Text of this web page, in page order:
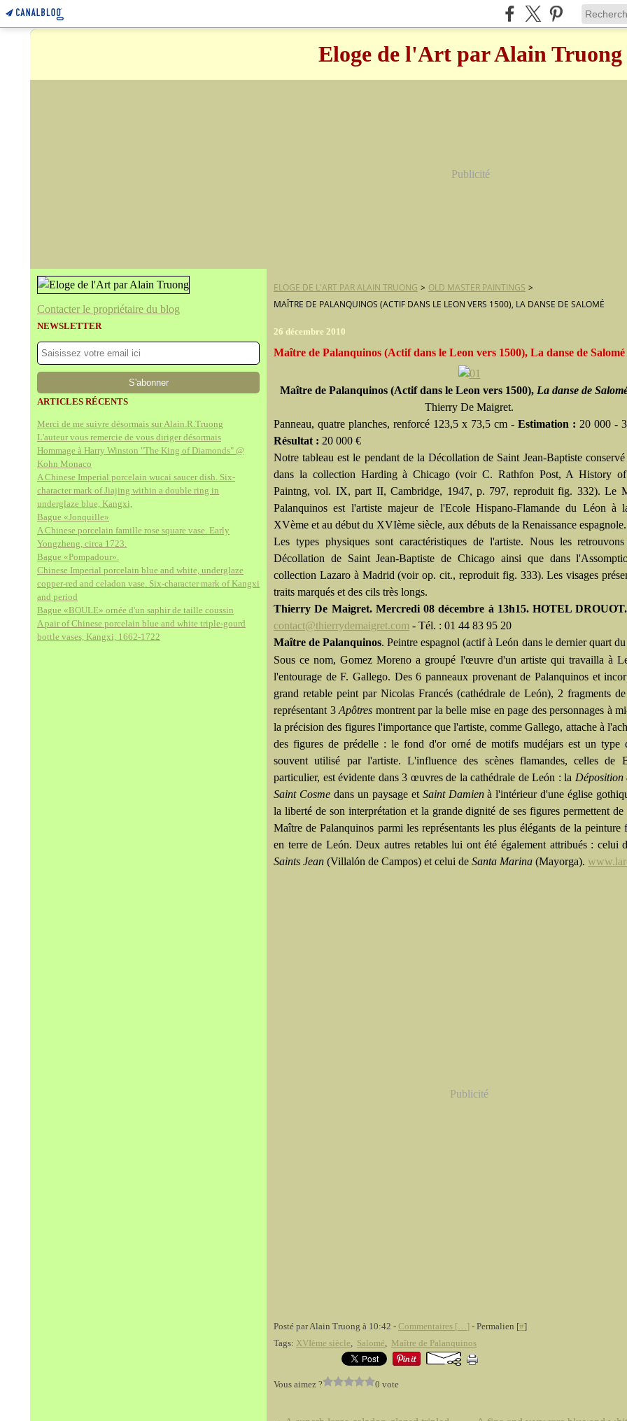
Eloge de l'Art par Alain Truong
Publicité
Contacter le propriétaire du blog
NEWSLETTER
ARTICLES RÉCENTS
Merci de me suivre désormais sur Alain.R.Truong
L'auteur vous remercie de vous diriger désormais
Hommage à Harry Winston "The King of Diamonds" @
Kohn Monaco
A Chinese Imperial porcelain wucai saucer dish. Six-
character mark of Jiajing within a double ring in
underglaze blue, Kangxi,
Bague «Jonquille»
A Chinese porcelain famille rose square vase. Early
Yongzheng, circa 1723.
Bague «Pompadour».
Chinese Imperial porcelain blue and white, underglaze
copper-red and celadon vase. Six-character mark of Kangxi
and period
Bague «BOULE» ornée d'un saphir de taille coussin
A pair of Chinese porcelain blue and white triple-gourd
bottle vases, Kangxi, 1662-1722
ELOGE DE L'ART PAR ALAIN TRUONG > OLD MASTER PAINTINGS >
MAÎTRE DE PALANQUINOS (ACTIF DANS LE LEON VERS 1500), LA DANSE DE SALOMÉ
26 décembre 2010
Maître de Palanquinos (Actif dans le Leon vers 1500), La danse de Salomé
Maître de Palanquinos (Actif dans le Leon vers 1500), La danse de
Thierry De Maigret.
Panneau, quatre planches, renforcé 123,5 x 73,5 cm - Estimation : 20 000 -
Résultat : 20 000 €
Notre tableau est le pendant de la Décollation de Saint Jean-Baptiste
dans la collection Harding à Chicago (voir C. Rathfon Post, A History of
Paintng, vol. IX, part II, Cambridge, 1947, p. 797, reproduit fig. 332). Le
Palanquinos est l'artiste majeur de l'Ecole Hispano-Flamande du Léon à
XVème et au début du XVIème siècle, aux débuts de la Renaissance espagnole.
Les types physiques sont caractéristiques de l'artiste. Nous les
Décollation de Saint Jean-Baptiste de Chicago ainsi que dans
collection Lazaro à Madrid (voir op. cit., reproduit fig. 333). Les visages
traits marqués et des cils très longs.
Thierry De Maigret. Mercredi 08 décembre à 13h15. HOTEL DROUOT.
contact@thierrydemaigret.com - Tél. : 01 44 83 95 20
Maître de Palanquinos. Peintre espagnol (actif à León dans le dernier quart du
Sous ce nom, Gomez Moreno a groupé l'œuvre d'un artiste qui travailla à
l'entourage de F. Gallego. Des 6 panneaux provenant de Palanquinos et
grand retable peint par Nicolas Francés (cathédrale de León), 2 fragments
représentant 3Apôtres montrent par la belle mise en page des personnages à
la précision des figures l'importance que l'artiste, comme Gallego, attache à
des figures de prédelle : le fond d'or orné de motifs mudéjars est un type
souvent utilisé par l'artiste. L'influence des scènes flamandes, celles de
particulier, est évidente dans 3 œuvres de la cathédrale de León : la Déposition
Saint Cosme dans un paysage et Saint Damienà l'intérieur d'une église
la liberté de son interprétation et la grande dignité de ses figures permettent de
Maître de Palanquinos parmi les représentants les plus élégants de la peinture
en terre de León. Deux autres retables lui ont été également attribués : celui
Saints Jean (Villalón de Campos) et celui de Santa Marina (Mayorga).
Publicité
Posté par Alain Truong à 10:42 - Commentaires [… ] - Permalien [#]
Tags: XVIème siècle, Salomé, Maître de Palanquinos
Vous aimez ? 0 vote